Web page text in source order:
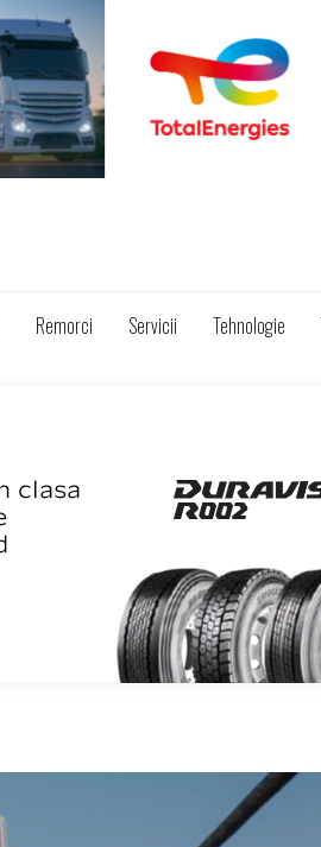
Remorci Servicii Tehnologie